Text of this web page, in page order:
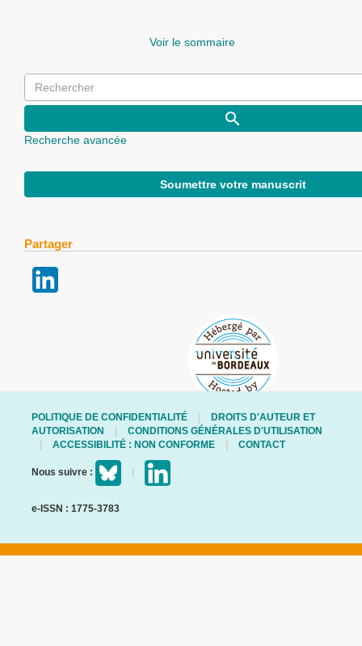
Voir le sommaire
Recherche avancée
Soumettre votre manuscrit
Partager
POLITIQUE DE CONFIDENTIALITÉ
DROITS D'AUTEUR ET
AUTORISATION
CONDITIONS GÉNÉRALES D'UTILISATION
ACCESSIBILITÉ : NON CONFORME
CONTACT
Nous suivre :
e-ISSN : 1775-3783